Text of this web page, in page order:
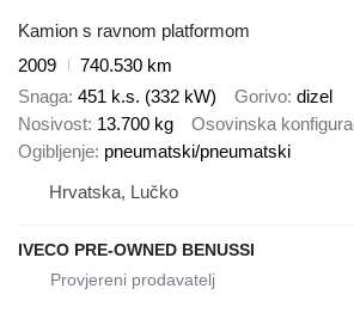
Kamion s ravnom platformom
2009
740.530 km
Snaga 451 k.s. (332 kW) Gorivo dizel
Nosivost 13.700 kg Osovinska
Ogibljenje pneumatski/pneumatski
Hrvatska, Lučko
IVECO PRE-OWNED BENUSSI